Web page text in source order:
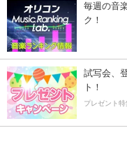
毎週の音
ク！
試写会、
ト！
プレゼント特